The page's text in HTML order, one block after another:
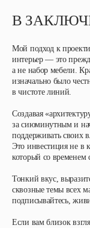
В
Мой подход к
интерьер — это
а не набор мебели.
изначально было
в чистоте линий.
Создавая
за сиюминутным и
поддерживать своих
Это инвестиция не в
который со временем
Тонкий вкус,
сквозные темы всех
подписывайтесь,
Если вам близок